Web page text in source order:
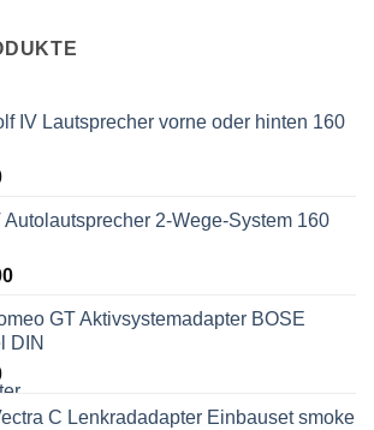
IV Lautsprecher vorne oder hinten 160
Autolautsprecher 2-Wege-System 160
GT Aktivsystemadapter BOSE
DIN
C Lenkradadapter Einbauset smoke